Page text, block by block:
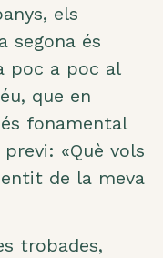
els
segona és
poc a poc al
que en
fonamental
«Què vols
de la meva
trobades,